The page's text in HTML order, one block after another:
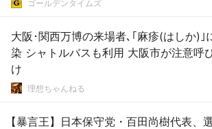
ゴールデンタイムズ
大阪･関西万博の来場者､｢麻疹(はしか)｣
染 シャトルバスも利用 大阪市が注意呼
け
理想ちゃんねる
【暴言王】日本保守党・百田尚樹代表、